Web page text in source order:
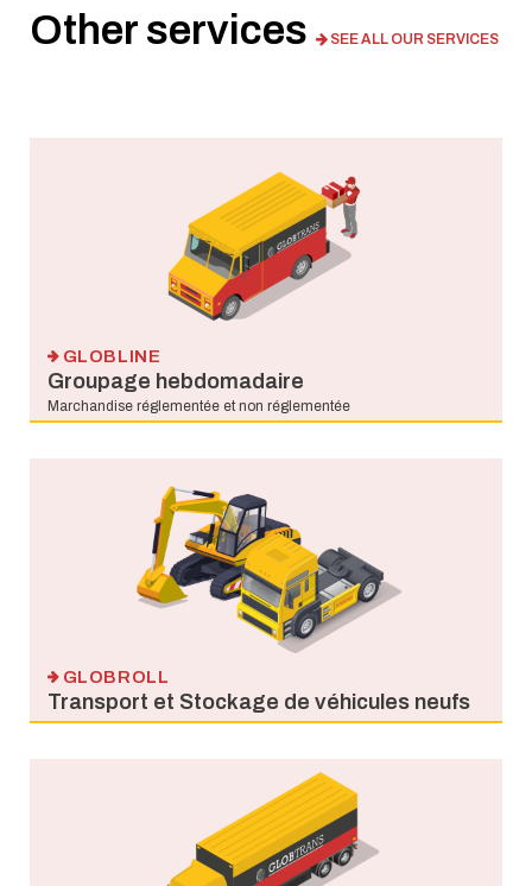
Other services SEE ALL OUR SERVICES
GLOBLINE
Groupage hebdomadaire
Marchandise réglementée et non réglementée
GLOBROLL
Transport et Stockage de véhicules neufs